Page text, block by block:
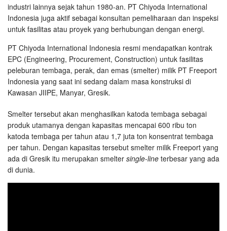
industri lainnya sejak tahun 1980-an. PT Chiyoda International
Indonesia juga aktif sebagai konsultan pemeliharaan dan inspeksi
untuk fasilitas atau proyek yang berhubungan dengan energi.
PT Chiyoda International Indonesia resmi mendapatkan kontrak
EPC (Engineering, Procurement, Construction) untuk fasilitas
peleburan tembaga, perak, dan emas (smelter) milik PT Freeport
Indonesia yang saat ini sedang dalam masa konstruksi di
Kawasan JIIPE, Manyar, Gresik.
Smelter tersebut akan menghasilkan katoda tembaga sebagai
produk utamanya dengan kapasitas mencapai 600 ribu ton
katoda tembaga per tahun atau 1,7 juta ton konsentrat tembaga
per tahun. Dengan kapasitas tersebut smelter milik Freeport yang
ada di Gresik itu merupakan smelter single-line terbesar yang ada
di dunia.